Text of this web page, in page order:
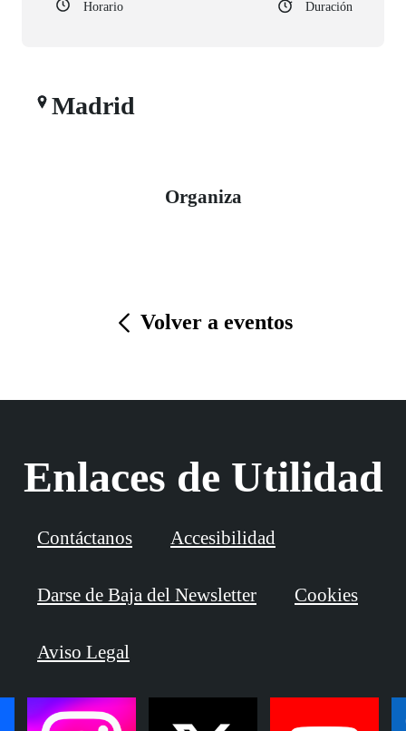
Horario Duración
Madrid
Organiza
Volver a eventos
Enlaces de Utilidad
Contáctanos Accesibilidad
Darse de Baja del Newsletter Cookies
Aviso Legal